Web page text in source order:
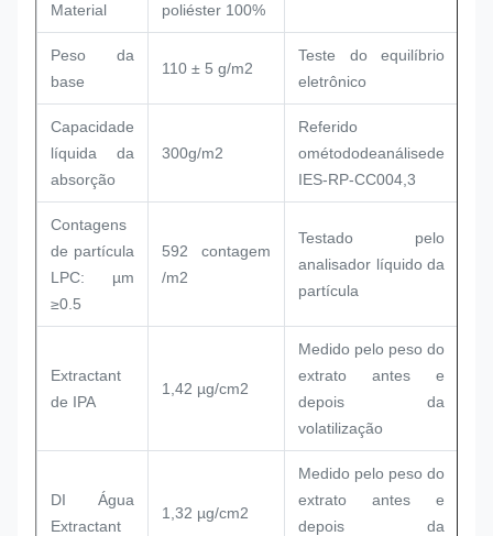
Material poliéster 100%
Peso da
base
110 ± 5 g/m2
Teste do equilíbrio
eletrônico
Capacidade
líquida da
absorção
300g/m2
Referido
ométododeanálisede
IES-RP-CC004,3
Contagens
de partícula
LPC: µm
≥0.5
592 contagem
/m2
Testado pelo
analisador líquido da
partícula
Extractant
de IPA
1,42 µg/cm2
Medido pelo peso do
extrato antes e
depois da
volatilização
DI Água
Extractant
1,32 µg/cm2
Medido pelo peso do
extrato antes e
depois da